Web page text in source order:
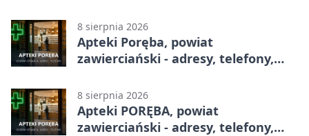
8 sierpnia 2026
Apteki Poręba, powiat
zawierciański - adresy, telefony,
8 sierpnia 2026
Apteki PORĘBA, powiat
zawierciański - adresy, telefony,